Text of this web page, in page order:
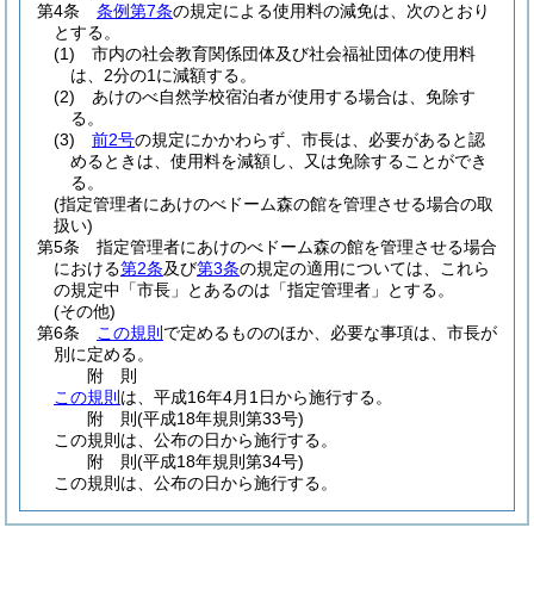
第4条
条例第7条の規定による使用料の減免は、次のとおり
とする。
(1)
市内の社会教育関係団体及び社会福祉団体の使用料
は、2分の1に減額する。
(2)
あけのべ自然学校宿泊者が使用する場合は、免除す
る。
(3)
前2号の規定にかかわらず、市長は、必要があると認
めるときは、使用料を減額し、又は免除することができ
る。
(指定管理者にあけのべドーム森の館を管理させる場合の取
扱い)
第5条
指定管理者にあけのべドーム森の館を管理させる場合
における第2条及び第3条の規定の適用については、これら
の規定中「市長」とあるのは「指定管理者」とする。
(その他)
第6条
この規則 で定めるもののほか、必要な事項は、市長が
別に定める。
附 則
この規則 は、平成16年4月1日から施行する。
附 則(平成18年規則第33号)
この規則は、公布の日から施行する。
附 則(平成18年規則第34号)
この規則は、公布の日から施行する。